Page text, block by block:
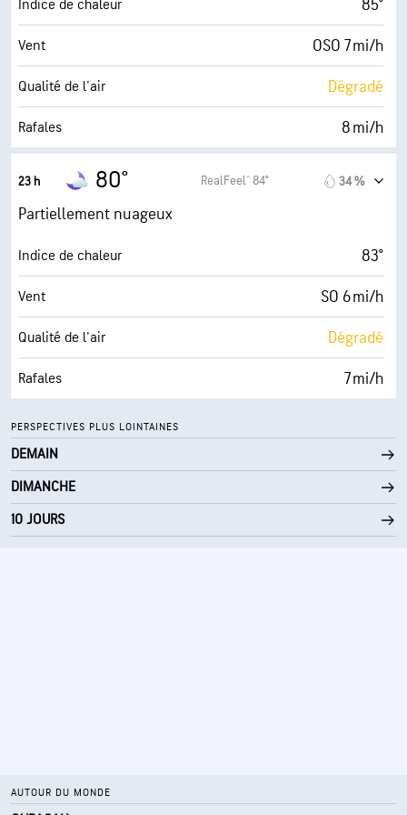
Couverture nuageuse 45 %
Visibilité 10 mi
Plafond nuageux 30000 pi
Indice de chaleur 85°
Vent OSO 7 mi/h
Qualité de l'air Dégradé
Rafales 8 mi/h
Point de rosée
AccuLumen Brightness Index™ 0 (Sombre)
Couverture nuageuse 45 %
Visibilité 10 mi
Plafond nuageux 30000 pi
23 h 80° RealFeel® 84° 34 %
Partiellement nuageux
Indice de chaleur 83°
Vent SO 6 mi/h
Qualité de l'air Dégradé
Rafales 7 mi/h
Point de rosée 72° F
AccuLumen Brightness Index™ 0 (Sombre)
Couverture nuageuse 45 %
PERSPECTIVES PLUS LOINTAINES
DEMAIN
DIMANCHE
10 JOURS
AUTOUR DU MONDE